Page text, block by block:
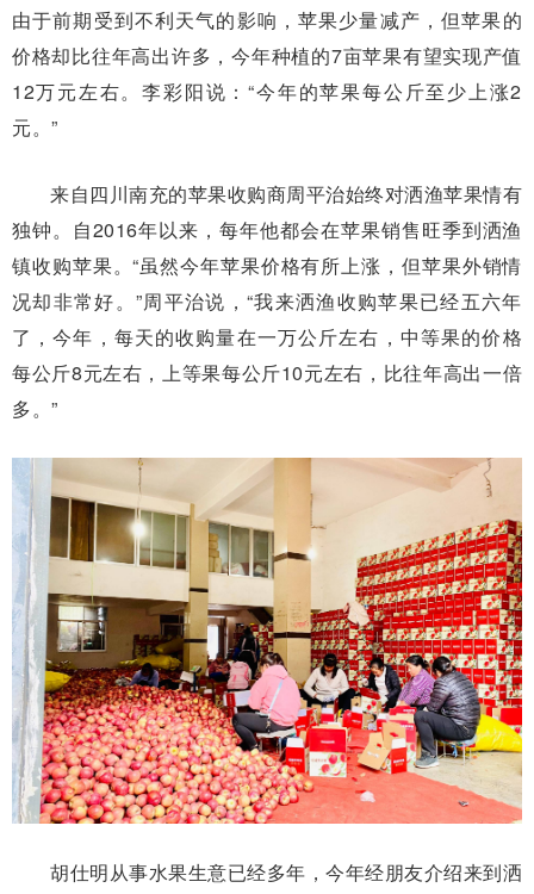
由于前期受到不利天气的影响，苹果少量减产，但苹果的
价格却比往年高出许多，今年种植的7亩苹果有望实现产值
12万元左右。李彩阳说：“今年的苹果每公斤至少上涨2
元。”
来自四川南充的苹果收购商周平治始终对洒渔苹果情有
独钟。自2016年以来，每年他都会在苹果销售旺季到洒渔
镇收购苹果。“虽然今年苹果价格有所上涨，但苹果外销情
况却非常好。”周平治说，“我来洒渔收购苹果已经五六年
了，今年，每天的收购量在一万公斤左右，中等果的价格
每公斤8元左右，上等果每公斤10元左右，比往年高出一倍
多。”
胡仕明从事水果生意已经多年，今年经朋友介绍来到洒